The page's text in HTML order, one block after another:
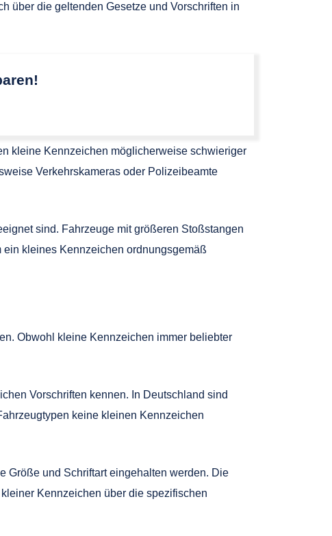
über die geltenden Gesetze und Vorschriften in
kleine Kennzeichen möglicherweise schwieriger
Verkehrskameras oder Polizeibeamte
sind. Fahrzeuge mit größeren Stoßstangen
kleines Kennzeichen ordnungsgemäß
Obwohl kleine Kennzeichen immer beliebter
Vorschriften kennen. In Deutschland sind
keine kleinen Kennzeichen
Größe und Schriftart eingehalten werden. Die
Kennzeichen über die spezifischen